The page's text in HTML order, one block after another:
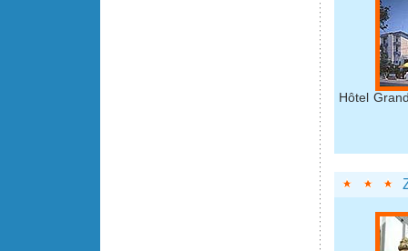
Hôtel